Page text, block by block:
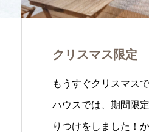
クリスマス限定
もうすぐクリスマス
ハウスでは、期間限
りつけをしました！